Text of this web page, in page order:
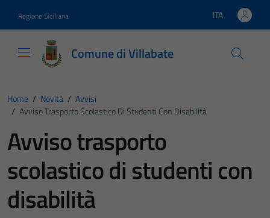
Regione Siciliana Lingua attiva:
ITA
Comune di Villabate
Home / Novità / Avvisi
/ Avviso Trasporto Scolastico Di Studenti Con Disabilità
Avviso trasporto
scolastico di studenti con
disabilità